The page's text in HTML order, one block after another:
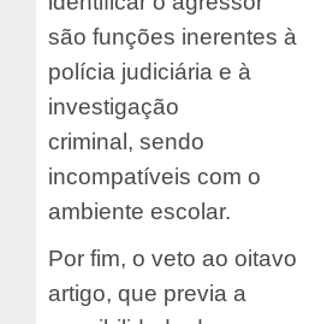
são funções inerentes à
polícia judiciária e à
investigação
criminal, sendo
incompatíveis com o
ambiente escolar.
Por fim, o veto ao oitavo
artigo, que previa a